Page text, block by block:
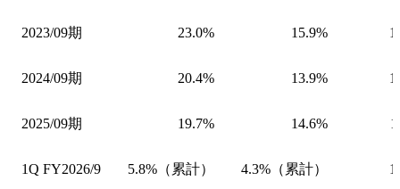
2023/09期 23.0% 15.9%
2024/09期 20.4% 13.9%
2025/09期 19.7% 14.6%
1Q FY2026/9 5.8%（累計） 4.3%（累計）